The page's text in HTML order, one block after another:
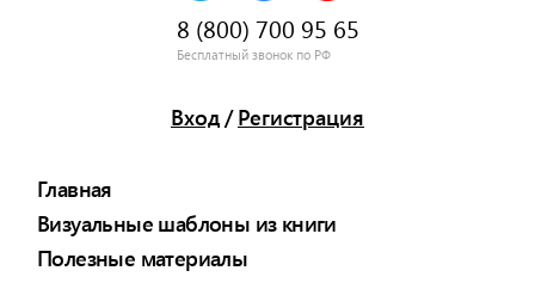
8 (800) 700 95 65
Бесплатный звонок по РФ
Вход/ Регистрация
Главная
Визуальные шаблоны из книги
Полезные материалы